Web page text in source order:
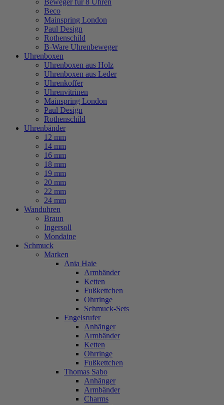
Beweger für 8 Uhren
Beco
Mainspring London
Paul Design
Rothenschild
B-Ware Uhrenbeweger
Uhrenboxen
Uhrenboxen aus Holz
Uhrenboxen aus Leder
Uhrenkoffer
Uhrenvitrinen
Mainspring London
Paul Design
Rothenschild
Uhrenbänder
12 mm
14 mm
16 mm
18 mm
19 mm
20 mm
22 mm
24 mm
Wanduhren
Braun
Ingersoll
Mondaine
Schmuck
Marken
Ania Haie
Armbänder
Ketten
Fußkettchen
Ohrringe
Schmuck-Sets
Engelsrufer
Anhänger
Armbänder
Ketten
Ohrringe
Fußkettchen
Thomas Sabo
Anhänger
Armbänder
Charms